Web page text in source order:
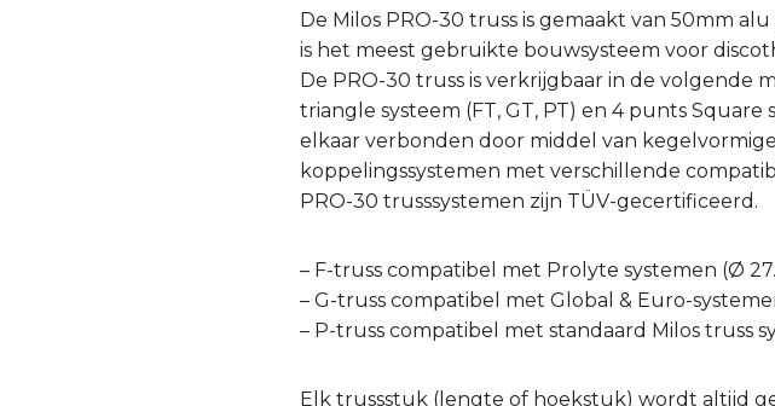
De Milos PRO-30 truss is gemaakt van 50mm
is het meest gebruikte bouwsysteem voor
De PRO-30 truss is verkrijgbaar in de volgende
triangle systeem (FT, GT, PT) en 4 punts Square
elkaar verbonden door middel van
koppelingssystemen met verschillende
PRO-30 trusssystemen zijn TÜV-gecertificeerd.
– F-truss compatibel met Prolyte systemen (Ø
– G-truss compatibel met Global & Euro-
– P-truss compatibel met standaard Milos truss
Elk trussstuk (lengte of hoekstuk) wordt altijd